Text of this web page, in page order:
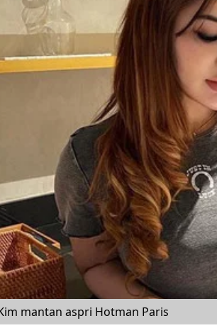
mantan aspri Hotman Paris